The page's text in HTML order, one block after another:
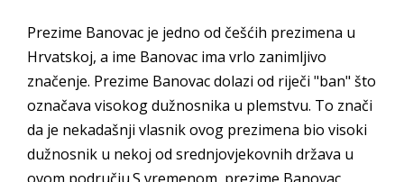
Prezime Banovac je jedno od češćih prezimena u
Hrvatskoj, a ime Banovac ima vrlo zanimljivo
značenje. Prezime Banovac dolazi od riječi "ban" što
označava visokog dužnosnika u plemstvu. To znači
da je nekadašnji vlasnik ovog prezimena bio visoki
dužnosnik u nekoj od srednjovjekovnih država u